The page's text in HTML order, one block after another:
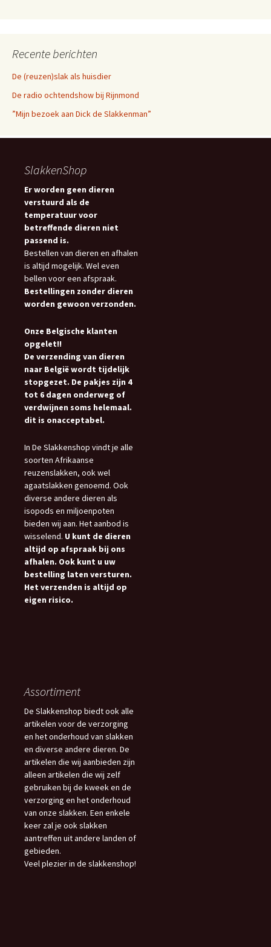
Recente berichten
De (reuzen)slak als huisdier
De radio ochtendshow bij Rijnmond
”Mijn bezoek aan Dick de Slakkenman”
SlakkenShop
Er worden geen dieren
verstuurd als de
temperatuur voor
betreffende dieren niet
passend is.
Bestellen van dieren en afhalen
is altijd mogelijk. Wel even
bellen voor een afspraak.
Bestellingen zonder dieren
worden gewoon verzonden.
Onze Belgische klanten
opgelet!!
De verzending van dieren
naar België wordt tijdelijk
stopgezet. De pakjes zijn 4
tot 6 dagen onderweg of
verdwijnen soms helemaal.
dit is onacceptabel.
In De Slakkenshop vindt je alle
soorten Afrikaanse
reuzenslakken, ook wel
agaatslakken genoemd. Ook
diverse andere dieren als
isopods en miljoenpoten
bieden wij aan. Het aanbod is
wisselend. U kunt de dieren
altijd op afspraak bij ons
afhalen. Ook kunt u uw
bestelling laten versturen.
Het verzenden is altijd op
eigen risico.
Assortiment
De Slakkenshop biedt ook alle
artikelen voor de verzorging
en het onderhoud van slakken
en diverse andere dieren. De
artikelen die wij aanbieden zijn
alleen artikelen die wij zelf
gebruiken bij de kweek en de
verzorging en het onderhoud
van onze slakken. Een enkele
keer zal je ook slakken
aantreffen uit andere landen of
gebieden.
Veel plezier in de slakkenshop!